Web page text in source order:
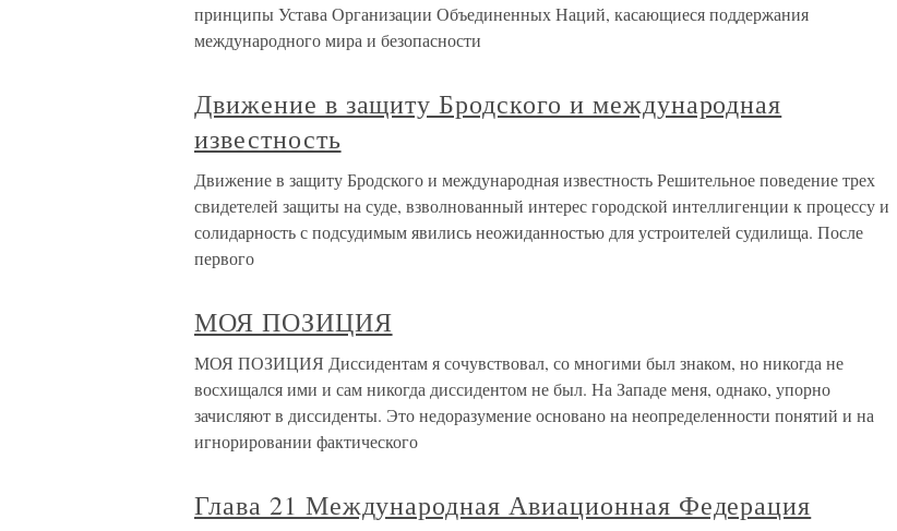
принципы Устава Организации Объединенных Наций, касающиеся поддержания
международного мира и безопасности
Движение в защиту Бродского и международная
известность
Движение в защиту Бродского и международная известность Решительное поведение трех
свидетелей защиты на суде, взволнованный интерес городской интеллигенции к процессу и
солидарность с подсудимым явились неожиданностью для устроителей судилища. После
первого
МОЯ ПОЗИЦИЯ
МОЯ ПОЗИЦИЯ Диссидентам я сочувствовал, со многими был знаком, но никогда не
восхищался ими и сам никогда диссидентом не был. На Западе меня, однако, упорно
зачисляют в диссиденты. Это недоразумение основано на неопределенности понятий и на
игнорировании фактического
Глава 21 Международная Авиационная Федерация